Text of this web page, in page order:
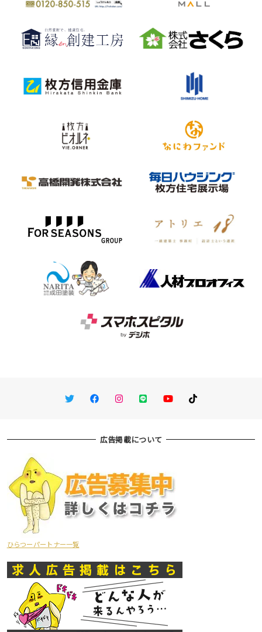
TwitterFacebookInstagram
LINE You TubeTikTok
広告掲載について
ひらつーパートナー一覧